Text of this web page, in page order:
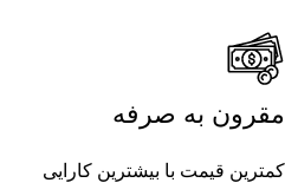
مقرون به صرفه
کمترین قیمت با بیشترین کارایی